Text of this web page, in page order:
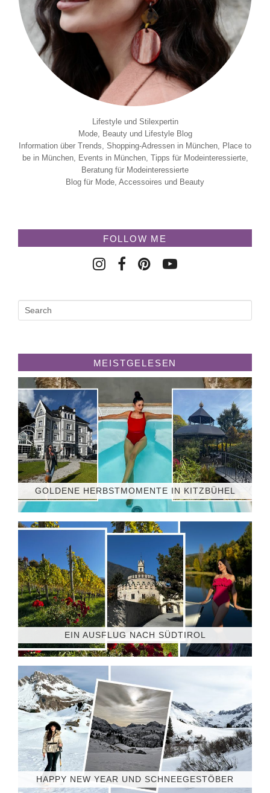
Lifestyle und Stilexpertin
Mode, Beauty und Lifestyle Blog
Information über Trends, Shopping-Adressen in München, Place to
be in München, Events in München, Tipps für Modeinteressierte,
Beratung für Modeinteressierte
Blog für Mode, Accessoires und Beauty
FOLLOW ME
MEISTGELESEN
GOLDENE HERBSTMOMENTE IN KITZBÜHEL
EIN AUSFLUG NACH SÜDTIROL
HAPPY NEW YEAR UND SCHNEEGESTÖBER